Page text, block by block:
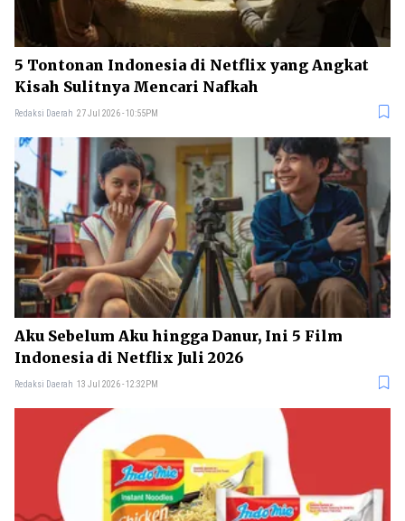
5 Tontonan Indonesia di Netflix yang Angkat
Kisah Sulitnya Mencari Nafkah
Redaksi Daerah 27 Jul 2026 - 10:55PM
Aku Sebelum Aku hingga Danur, Ini 5 Film
Indonesia di Netflix Juli 2026
Redaksi Daerah 13 Jul 2026 - 12:32PM